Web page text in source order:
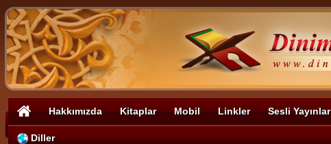
Hakkımızda Kitaplar Mobil Linkler Sesli Yayınlar
Diller